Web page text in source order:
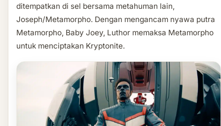
ditempatkan di sel bersama metahuman lain,
Joseph/Metamorpho. Dengan mengancam nyawa putra
Metamorpho, Baby Joey, Luthor memaksa Metamorpho
untuk menciptakan Kryptonite.